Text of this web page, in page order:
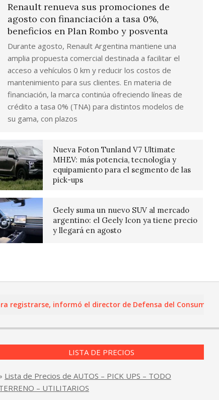
Renault renueva sus promociones de
agosto con financiación a tasa 0%,
beneficios en Plan Rombo y posventa
Durante agosto, Renault Argentina mantiene una
amplia propuesta comercial destinada a facilitar el
acceso a vehículos 0 km y reducir los costos de
mantenimiento para sus clientes. En materia de
financiación, la marca continúa ofreciendo líneas de
crédito a tasa 0% (TNA) para distintos modelos de
su gama, con plazos
Nueva Foton Tunland V7 Ultimate
MHEV: más potencia, tecnología y
equipamiento para el segmento de las
pick-ups
Geely suma un nuevo SUV al mercado
argentino: el Geely Icon ya tiene precio
y llegará en agosto
informó el director de Defensa del Consumidor y
LISTA DE PRECIOS
Lista de Precios de AUTOS – PICK UPS – TODO
– UTILITARIOS